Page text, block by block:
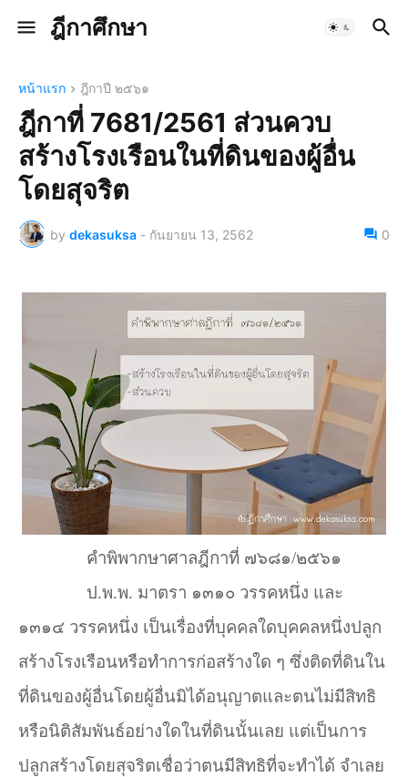
ฎีกาศึกษา
หน้าแรก ฎีกาปี ๒๕๖๑
ฎีกาที่ 7681/2561 ส่วนควบ
สร้างโรงเรือนในที่ดินของผู้อื่น
โดยสุจริต
by dekasuksa - กันยายน 13, 2562 0
คำพิพากษาศาลฎีกาที่ ๗๖๘๑/๒๕๖๑
ป.พ.พ. มาตรา ๑๓๑๐ วรรคหนึ่ง และ
๑๓๑๔ วรรคหนึ่ง เป็นเรื่องที่บุคคลใดบุคคลหนึ่งปลูก
สร้างโรงเรือนหรือทำการก่อสร้างใด ๆ ซึ่งติดที่ดินใน
ที่ดินของผู้อื่นโดยผู้อื่นมิได้อนุญาตและตนไม่มีสิทธิ
หรือนิติสัมพันธ์อย่างใดในที่ดินนั้นเลย แต่เป็นการ
ปลูกสร้างโดยสุจริตเชื่อว่าตนมีสิทธิที่จะทำได้ จำเลย